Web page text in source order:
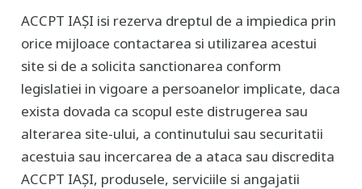
ACCPT IAȘI isi rezerva dreptul de a impiedica prin
orice mijloace contactarea si utilizarea acestui
site si de a solicita sanctionarea conform
legislatiei in vigoare a persoanelor implicate, daca
exista dovada ca scopul este distrugerea sau
alterarea site-ului, a continutului sau securitatii
acestuia sau incercarea de a ataca sau discredita
ACCPT IAȘI, produsele, serviciile si angajatii